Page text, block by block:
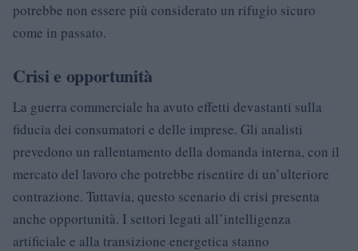
potrebbe non essere più considerato un rifugio sicuro
come in passato.
Crisi e opportunità
La guerra commerciale ha avuto effetti devastanti sulla
fiducia dei consumatori e delle imprese. Gli analisti
prevedono un rallentamento della domanda interna, con il
mercato del lavoro che potrebbe risentire di un’ulteriore
contrazione. Tuttavia, questo scenario di crisi presenta
anche opportunità. I settori legati all’intelligenza
artificiale e alla transizione energetica stanno